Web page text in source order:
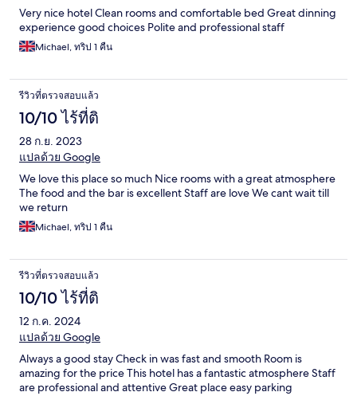
Very nice hotel Clean rooms and comfortable bed Great dinning
experience good choices Polite and professional staff
Michael, ทริป 1 คืน
รีวิวที่ตรวจสอบแล้ว
10/10 ไร้ที่ติ
28 ก.ย. 2023
แปลด้วย Google
We love this place so much Nice rooms with a great atmosphere
The food and the bar is excellent Staff are love We cant wait till
we return
Michael, ทริป 1 คืน
รีวิวที่ตรวจสอบแล้ว
10/10 ไร้ที่ติ
12 ก.ค. 2024
แปลด้วย Google
Always a good stay Check in was fast and smooth Room is
amazing for the price This hotel has a fantastic atmosphere Staff
are professional and attentive Great place easy parking